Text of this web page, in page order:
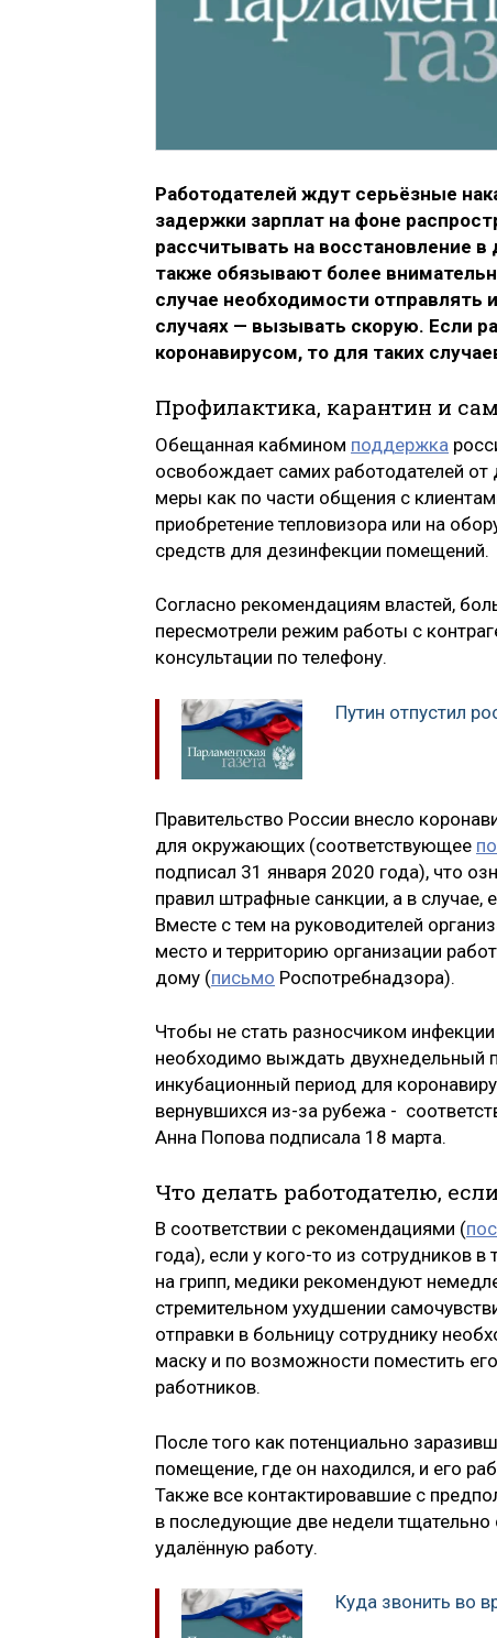
Работодателей ждут серьёзные
задержки зарплат на фоне
рассчитывать на восстановление
также обязывают более
случае необходимости
случаях — вызывать скорую. Если
коронавирусом, то для таких
Профилактика, карантин и
Обещанная кабмином поддержка
освобождает самих работодателей
меры как по части общения с
приобретение тепловизора или на
средств для дезинфекции помещений.
Согласно рекомендациям властей,
пересмотрели режим работы с
консультации по телефону.
Путин отпустил
Правительство России внесло
для окружающих (соответствующее
подписал 31 января 2020 года), что
правил штрафные санкции, а в
Вместе с тем на руководителей
место и территорию организации
дому (письмо Роспотребнадзора).
Чтобы не стать разносчиком
необходимо выждать двухнедельный
инкубационный период для
вернувшихся из-за рубежа -
Анна Попова подписала 18 марта.
Что делать работодателю,
В соответствии с рекомендациями (
года), если у кого-то из сотрудников
на грипп, медики рекомендуют
стремительном ухудшении
отправки в больницу сотруднику
маску и по возможности поместить
работников.
После того как потенциально
помещение, где он находился, и его
Также все контактировавшие с
в последующие две недели тщательно
удалённую работу.
Куда звонить во